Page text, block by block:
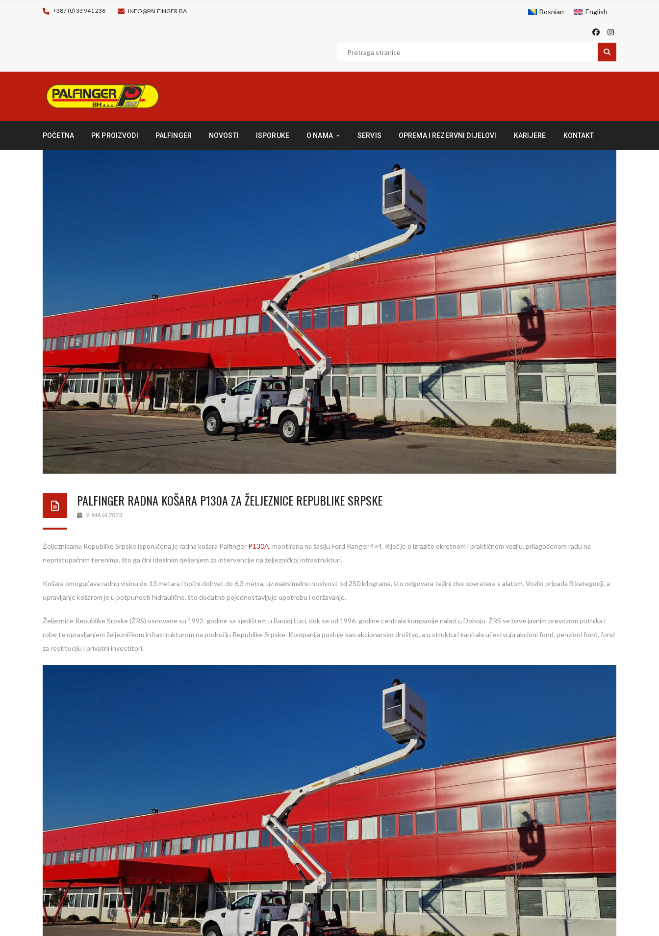
+387 (0) 33 941 236 INFO@PALFINGER.BA Bosnian English
POČETNA PK PROIZVODI PALFINGER NOVOSTI ISPORUKE O NAMA SERVIS OPREMA I REZERVNI DIJELOVI KARIJERE KONTAKT
PALFINGER RADNA KOŠARA P130A ZA ŽELJEZNICE REPUBLIKE SRPSKE
9. MAJA 2023.
Željeznicama Republike Srpske isporučena je radna košara Palfinger P130A, montirana na šasiju Ford Ranger 4×4. Riječ je o izrazito okretnom i praktičnom vozilu, prilagođenom radu na
nepristupačnim terenima, što ga čini idealnim rješenjem za intervencije na željezničkoj infrastrukturi.
Košara omogućava radnu visinu do 13 metara i bočni dohvat do 6,3 metra, uz maksimalnu nosivost od 250 kilograma, što odgovara težini dva operatera s alatom. Vozilo pripada B kategoriji, a
upravljanje košarom je u potpunosti hidraulično, što dodatno pojednostavljuje upotrebu i održavanje.
Željeznice Republike Srpske (ŽRS) osnovane su 1992. godine sa sjedištem u Banjoj Luci, dok se od 1996. godine centrala kompanije nalazi u Doboju. ŽRS se bave javnim prevozom putnika i
robe te upravljanjem željezničkom infrastrukturom na području Republike Srpske. Kompanija posluje kao akcionarsko društvo, a u strukturi kapitala učestvuju akcioni fond, penzioni fond, fond
za restituciju i privatni investitori.